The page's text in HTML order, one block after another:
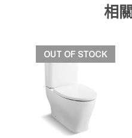
相
OUT OF STOCK